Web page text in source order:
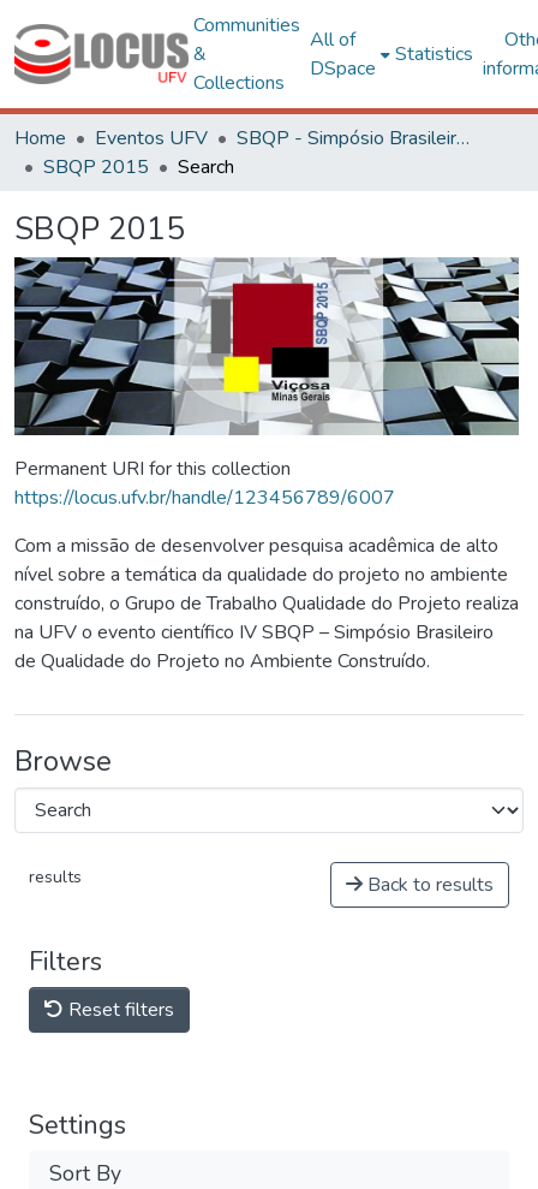
Communities
&
Collections
All of
DSpace
Statistics
Home Eventos UFV
SBQP - Simpósio Brasileiro de Qualidade do Projeto no Ambiente Construído
SBQP 2015
Search
SBQP 2015
Permanent URI for this collection
https://locus.ufv.br/handle/123456789/6007
Com a missão de desenvolver pesquisa acadêmica de alto
nível sobre a temática da qualidade do projeto no ambiente
construído, o Grupo de Trabalho Qualidade do Projeto realiza
na UFV o evento científico IV SBQP – Simpósio Brasileiro
de Qualidade do Projeto no Ambiente Construído.
Browse
results Back to results
Filters
Reset filters
Settings
Sort By